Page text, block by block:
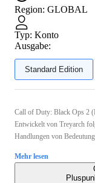
Region: GLOBAL
Typ: Konto
Ausgabe:
Standard Edition
Call of Duty: Black Ops 2
Entwickelt von Treyarch
Handlungen von
Mehr lesen